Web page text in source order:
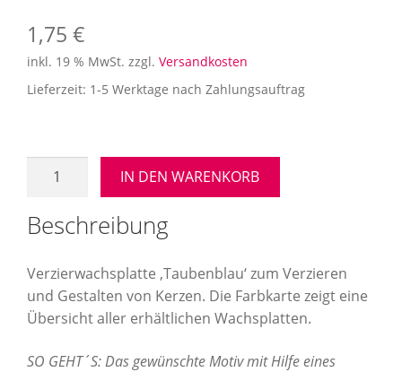
1,75 €
inkl. 19 % MwSt. zzgl. Versandkosten
Lieferzeit: 1-5 Werktage nach Zahlungsauftrag
Verzierwachsplatte
Menge
IN DEN WARENKORB
Beschreibung
Verzierwachsplatte ‚Taubenblau‘ zum Verzieren
und Gestalten von Kerzen. Die Farbkarte zeigt eine
Übersicht aller erhältlichen Wachsplatten.
SO GEHT´S: Das gewünschte Motiv mit Hilfe eines